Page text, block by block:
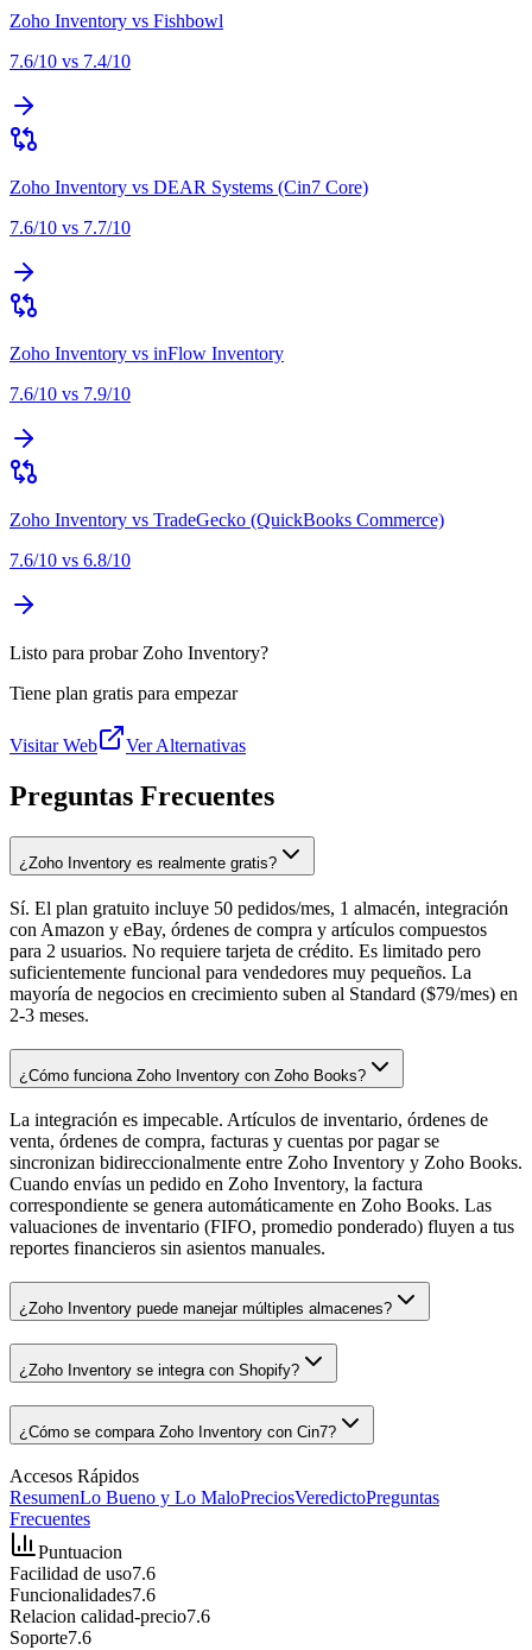
Zoho Inventory vs Fishbowl
7.6/10 vs 7.4/10
Zoho Inventory vs DEAR Systems (Cin7 Core)
7.6/10 vs 7.7/10
Zoho Inventory vs inFlow Inventory
7.6/10 vs 7.9/10
Zoho Inventory vs TradeGecko (QuickBooks Commerce)
7.6/10 vs 6.8/10
Listo para probar Zoho Inventory?
Tiene plan gratis para empezar
Visitar Web Ver Alternativas
Preguntas Frecuentes
¿Zoho Inventory es realmente gratis?
Sí. El plan gratuito incluye 50 pedidos/mes, 1 almacén, integración
con Amazon y eBay, órdenes de compra y artículos compuestos
para 2 usuarios. No requiere tarjeta de crédito. Es limitado pero
suficientemente funcional para vendedores muy pequeños. La
mayoría de negocios en crecimiento suben al Standard ($79/mes) en
2-3 meses.
¿Cómo funciona Zoho Inventory con Zoho Books?
La integración es impecable. Artículos de inventario, órdenes de
venta, órdenes de compra, facturas y cuentas por pagar se
sincronizan bidireccionalmente entre Zoho Inventory y Zoho Books.
Cuando envías un pedido en Zoho Inventory, la factura
correspondiente se genera automáticamente en Zoho Books. Las
valuaciones de inventario (FIFO, promedio ponderado) fluyen a tus
reportes financieros sin asientos manuales.
¿Zoho Inventory puede manejar múltiples almacenes?
¿Zoho Inventory se integra con Shopify?
¿Cómo se compara Zoho Inventory con Cin7?
Accesos Rápidos
ResumenLo Bueno y Lo MaloPreciosVeredictoPreguntas
Frecuentes
Puntuacion
Facilidad de uso7.6
Funcionalidades7.6
Relacion calidad-precio7.6
Soporte7.6